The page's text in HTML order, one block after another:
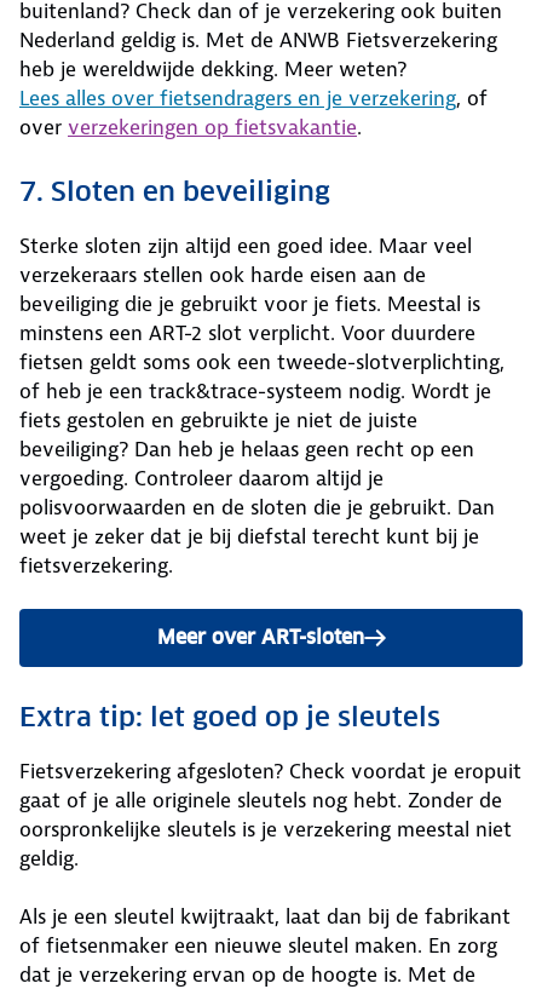
buitenland? Check dan of je verzekering ook buiten
Nederland geldig is. Met de ANWB Fietsverzekering
heb je wereldwijde dekking. Meer weten?
Lees alles over fietsendragers en je verzekering, of
over verzekeringen op fietsvakantie.
7. Sloten en beveiliging
Sterke sloten zijn altijd een goed idee. Maar veel
verzekeraars stellen ook harde eisen aan de
beveiliging die je gebruikt voor je fiets. Meestal is
minstens een ART-2 slot verplicht. Voor duurdere
fietsen geldt soms ook een tweede-slotverplichting,
of heb je een track&trace-systeem nodig. Wordt je
fiets gestolen en gebruikte je niet de juiste
beveiliging? Dan heb je helaas geen recht op een
vergoeding. Controleer daarom altijd je
polisvoorwaarden en de sloten die je gebruikt. Dan
weet je zeker dat je bij diefstal terecht kunt bij je
fietsverzekering.
Meer over ART-sloten
Extra tip: let goed op je sleutels
Fietsverzekering afgesloten? Check voordat je eropuit
gaat of je alle originele sleutels nog hebt. Zonder de
oorspronkelijke sleutels is je verzekering meestal niet
geldig.
Als je een sleutel kwijtraakt, laat dan bij de fabrikant
of fietsenmaker een nieuwe sleutel maken. En zorg
dat je verzekering ervan op de hoogte is. Met de